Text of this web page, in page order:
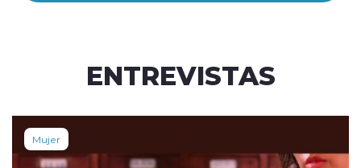
ENTREVISTAS
Mujer